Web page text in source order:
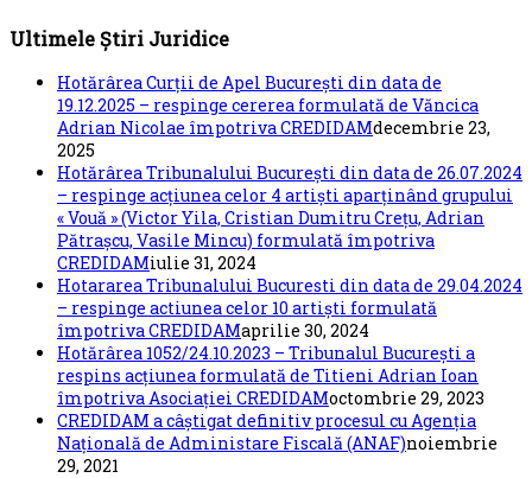
Ultimele Știri Juridice
Hotărârea Curții de Apel București din data de
19.12.2025 – respinge cererea formulată de Văncica
Adrian Nicolae împotriva CREDIDAMdecembrie 23,
2025
Hotărârea Tribunalului București din data de 26.07.2024
– respinge acțiunea celor 4 artiști aparținând grupului
« Vouă » (Victor Yila, Cristian Dumitru Crețu, Adrian
Pătrașcu, Vasile Mincu) formulată împotriva
CREDIDAMiulie 31, 2024
Hotararea Tribunalului Bucuresti din data de 29.04.2024
– respinge actiunea celor 10 artiști formulată
împotriva CREDIDAMaprilie 30, 2024
Hotărârea 1052/24.10.2023 – Tribunalul București a
respins acțiunea formulată de Titieni Adrian Ioan
împotriva Asociației CREDIDAMoctombrie 29, 2023
CREDIDAM a câștigat definitiv procesul cu Agenția
Națională de Administare Fiscală (ANAF)noiembrie
29, 2021